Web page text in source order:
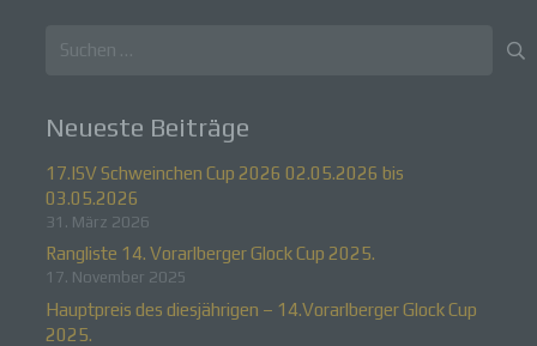
Suchen
Neueste Beiträge
17.ISV Schweinchen Cup 2026 02.05.2026 bis
03.05.2026
31. März 2026
Rangliste 14. Vorarlberger Glock Cup 2025.
17. November 2025
Hauptpreis des diesjährigen – 14.Vorarlberger Glock Cup
2025.